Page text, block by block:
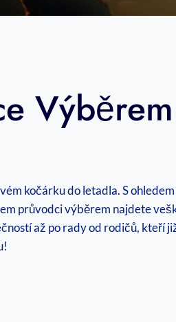
Výběrem
kočárku do letadla. S
průvodci výběrem najdete
až po rady od rodičů, kteří